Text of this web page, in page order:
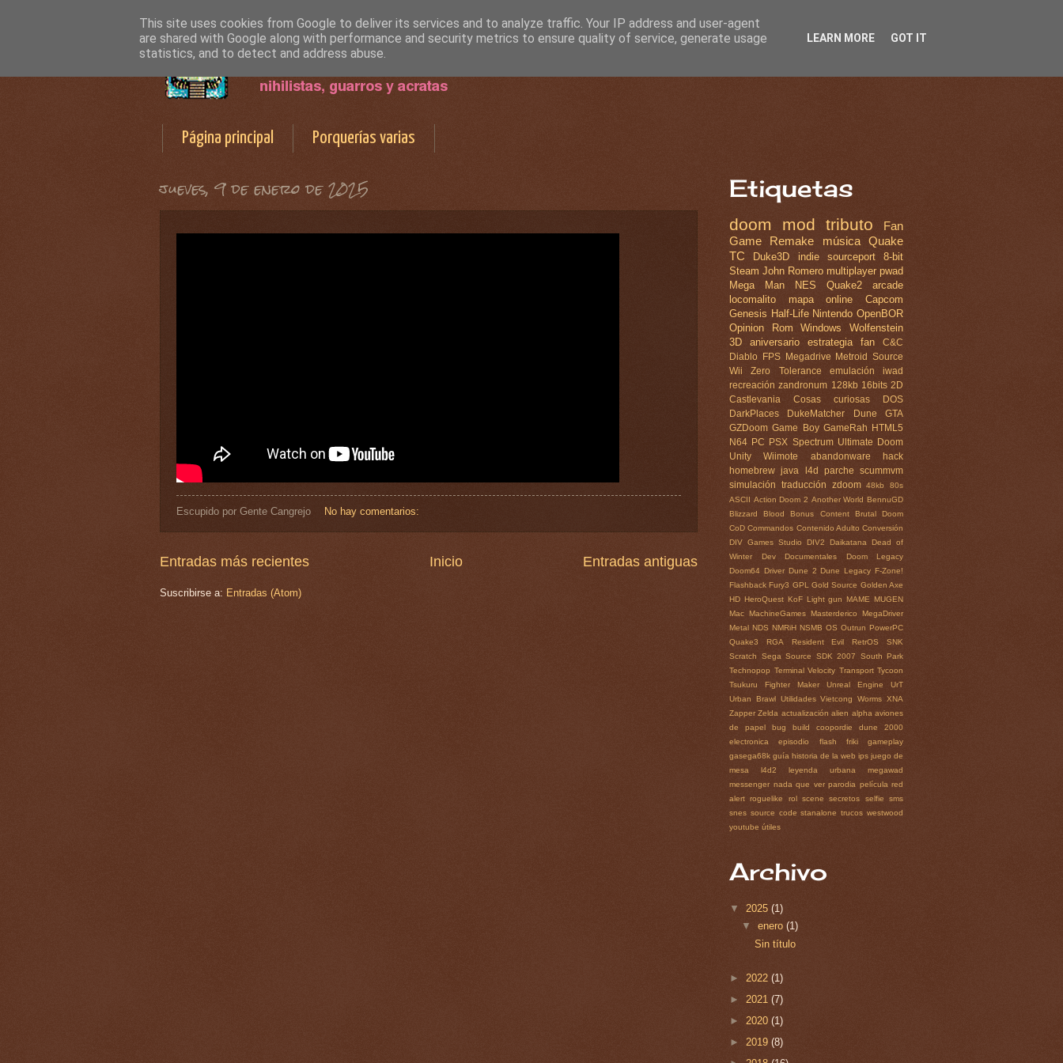
Página principal Porquerías varias
jueves, 9 de enero de 2025
Escupido por Gente Cangrejo No hay comentarios:
Entradas más recientes Entradas antiguas
Inicio
Suscribirse a: Entradas (Atom)
Etiquetas
doom mod tributo
Fan
Game
Remake música
Quake
TC
Duke3D indie sourceport
8-bit
Steam John Romero multiplayer pwad
Mega Man
NES Quake2
arcade
locomalito
mapa online
Capcom
Genesis Half-Life Nintendo OpenBOR
Opinion
Rom Windows
Wolfenstein
3D
aniversario estrategia fan
C&C
Diablo
FPS Megadrive Metroid
Source
Wii
Zero Tolerance emulación
iwad
recreación zandronum 128kb 16bits 2D
Castlevania
Cosas curiosas
DOS
DarkPlaces
DukeMatcher Dune
GTA
GZDoom Game Boy GameRah
HTML5
N64 PC PSX Spectrum Ultimate Doom
Unity
Wiimote abandonware
hack
homebrew
java l4d parche
scummvm
simulación
traducción zdoom 48kb
80s
ASCII Action Doom 2 Another World BennuGD
Blizzard
Blood Bonus Content
Brutal Doom
CoD Commandos Contenido Adulto Conversión
DIV Games Studio
DIV2 Daikatana
Dead of
Winter
Dev Documentales
Doom Legacy
Doom64 Driver Dune 2 Dune Legacy F-Zone!
Flashback Fury3 GPL Gold Source Golden Axe
HD HeroQuest KoF Light gun MAME MUGEN
Mac
MachineGames Masterderico
MegaDriver
Metal NDS NMRiH NSMB OS Outrun PowerPC
Quake3
RGA Resident Evil RetrOS
SNK
Scratch
Sega Source SDK 2007
South Park
Technopop Terminal Velocity Transport Tycoon
Tsukuru Fighter Maker
Unreal Engine
UrT
Urban Brawl Utilidades Vietcong Worms XNA
Zapper Zelda actualización alien alpha aviones
de papel
bug build coopordie
dune 2000
electronica
episodio flash friki
gameplay
gasega68k guía historia de la web ips juego de
mesa
l4d2 leyenda urbana
megawad
messenger nada que ver parodia película red
alert roguelike rol scene secretos selfie
sms
snes source code stanalone trucos westwood
youtube útiles
Archivo
▼ 2025 (1)
▼enero(1)
Sin título
► 2022 (1)
► 2021 (7)
► 2020 (1)
► 2019 (8)
This site uses cookies from Google to deliver its services and to analyze traffic. Your IP address and user-agent
are shared with Google along with performance and security metrics to ensure quality of service, generate usage
statistics, and to detect and address abuse.
LEARN MORE GOT IT